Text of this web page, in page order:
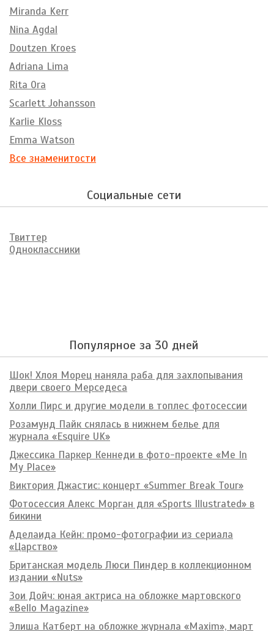
Miranda Kerr
Nina Agdal
Doutzen Kroes
Adriana Lima
Rita Ora
Scarlett Johansson
Karlie Kloss
Emma Watson
Все знаменитости
Социальные сети
Твиттер
Одноклассники
Популярное за 30 дней
Шок! Хлоя Морец наняла раба для захлопывания
двери своего Мерседеса
Холли Пирс и другие модели в топлес фотосессии
Розамунд Пайк снялась в нижнем белье для
журнала «Esquire UK»
Джессика Паркер Кеннеди в фото-проекте «Me In
My Place»
Виктория Джастис: концерт «Summer Break Tour»
Фотосессия Алекс Морган для «Sports Illustrated» в
бикини
Аделаида Кейн: промо-фотографии из сериала
«Царство»
Британская модель Люси Пиндер в коллекционном
издании «Nuts»
Зои Дойч: юная актриса на обложке мартовского
«Bello Magazine»
Элиша Катберт на обложке журнала «Maxim», март